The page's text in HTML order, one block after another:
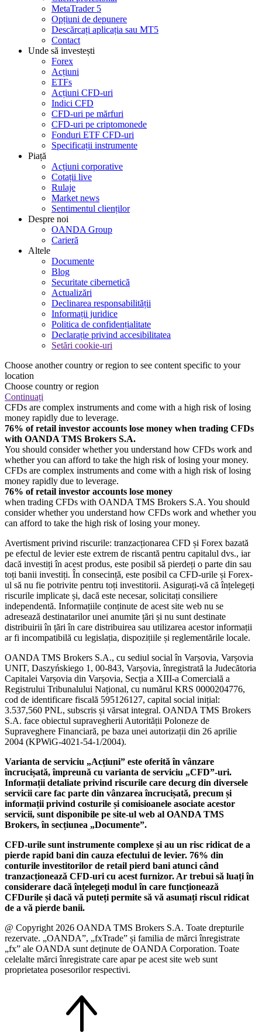
MetaTrader 5
Opțiuni de depunere
Descărcați aplicația sau MT5
Contact
Unde să investești
Forex
Acțiuni
ETFs
Acțiuni CFD-uri
Indici CFD
CFD-uri pe mărfuri
CFD-uri pe criptomonede
Fonduri ETF CFD-uri
Specificații instrumente
Piață
Acțiuni corporative
Cotații live
Rulaje
Market news
Sentimentul clienților
Despre noi
OANDA Group
Carieră
Altele
Documente
Blog
Securitate cibernetică
Actualizări
Declinarea responsabilității
Informații juridice
Politica de confidențialitate
Declarație privind accesibilitatea
Setări cookie-uri
Choose another country or region to see content specific to your
location
Choose country or region
Continuați
CFDs are complex instruments and come with a high risk of losing
money rapidly due to leverage.
76% of retail investor accounts lose money when trading CFDs
with OANDA TMS Brokers S.A.
You should consider whether you understand how CFDs work and
whether you can afford to take the high risk of losing your money.
CFDs are complex instruments and come with a high risk of losing
money rapidly due to leverage.
76% of retail investor accounts lose money
when trading CFDs with OANDA TMS Brokers S.A. You should
consider whether you understand how CFDs work and whether you
can afford to take the high risk of losing your money.
Avertisment privind riscurile: tranzacționarea CFD și Forex bazată
pe efectul de levier este extrem de riscantă pentru capitalul dvs., iar
dacă investiți în acest produs, este posibil să pierdeți o parte din sau
toți banii investiți. În consecință, este posibil ca CFD-urile și Forex-
ul să nu fie potrivite pentru toți investitorii. Asigurați-vă că înțelegeți
riscurile implicate și, dacă este necesar, solicitați consiliere
independentă. Informațiile conținute de acest site web nu se
adresează destinatarilor unei anumite țări și nu sunt destinate
distribuirii în țări în care distribuirea sau utilizarea acestor informații
ar fi incompatibilă cu legislația, dispozițiile și reglementările locale.
OANDA TMS Brokers S.A., cu sediul social în Varșovia, Varșovia
UNIT, Daszyńskiego 1, 00-843, Varșovia, înregistrată la Judecătoria
Capitalei Varșovia din Varșovia, Secția a XIII-a Comercială a
Registrului Tribunalului Național, cu numărul KRS 0000204776,
cod de identificare fiscală 595126127, capital social inițial:
3.537,560 PNL, subscris și vărsat integral. OANDA TMS Brokers
S.A. face obiectul supravegherii Autorității Poloneze de
Supraveghere Financiară, pe baza unei autorizații din 26 aprilie
2004 (KPWiG-4021-54-1/2004).
Varianta de serviciu „Acțiuni” este oferită în vânzare
încrucișată, împreună cu varianta de serviciu „CFD”-uri.
Informații detaliate privind riscurile care decurg din diversele
servicii care fac parte din vânzarea încrucișată, precum și
informații privind costurile și comisioanele asociate acestor
servicii, sunt disponibile pe site-ul web al OANDA TMS
Brokers, în secțiunea „Documente”.
CFD-urile sunt instrumente complexe și au un risc ridicat de a
pierde rapid bani din cauza efectului de levier. 76% din
conturile investitorilor de retail pierd bani atunci când
tranzacționează CFD-uri cu acest furnizor. Ar trebui să luați în
considerare dacă înțelegeți modul în care funcționează
CFDurile și dacă vă puteți permite să vă asumați riscul ridicat
de a vă pierde banii.
@ Copyright 2026 OANDA TMS Brokers S.A. Toate drepturile
rezervate. „OANDA”, „fxTrade” și familia de mărci înregistrate
„fx” ale OANDA sunt deținute de OANDA Corporation. Toate
celelalte mărci înregistrate care apar pe acest site web sunt
proprietatea posesorilor respectivi.